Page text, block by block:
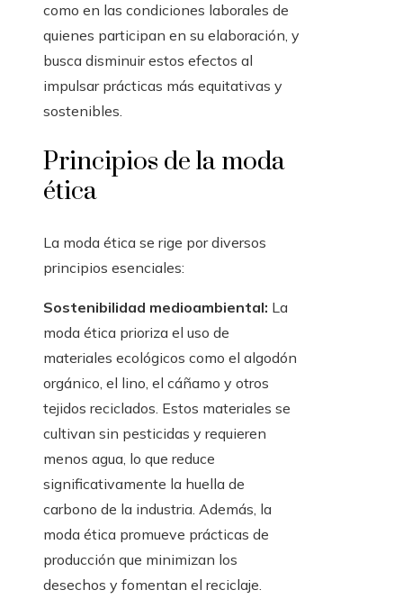
como en las condiciones laborales de
quienes participan en su elaboración, y
busca disminuir estos efectos al
impulsar prácticas más equitativas y
sostenibles.
Principios de la moda
ética
La moda ética se rige por diversos
principios esenciales:
Sostenibilidad medioambiental: La
moda ética prioriza el uso de
materiales ecológicos como el algodón
orgánico, el lino, el cáñamo y otros
tejidos reciclados. Estos materiales se
cultivan sin pesticidas y requieren
menos agua, lo que reduce
significativamente la huella de
carbono de la industria. Además, la
moda ética promueve prácticas de
producción que minimizan los
desechos y fomentan el reciclaje.